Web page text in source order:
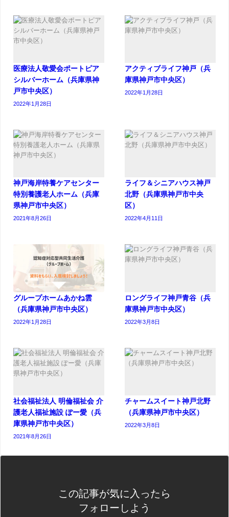
医療法人敬愛会ポートピア
シルバーホーム（兵庫県神
戸市中央区）
2022年1月28日
アクティブライフ神戸（兵
庫県神戸市中央区）
2022年1月28日
神戸海岸特養ケアセンター
特別養護老人ホーム（兵庫
県神戸市中央区）
2021年8月26日
ライフ＆シニアハウス神戸
北野（兵庫県神戸市中央
区）
2022年4月11日
グループホームあかね雲
（兵庫県神戸市中央区）
2022年1月28日
ロングライフ神戸青谷（兵
庫県神戸市中央区）
2022年3月8日
社会福祉法人 明倫福祉会 介
護老人福祉施設 ぽー愛（兵
庫県神戸市中央区）
2021年8月26日
チャームスイート神戸北野
（兵庫県神戸市中央区）
2022年3月8日
この記事が気に入ったら
フォローしよう